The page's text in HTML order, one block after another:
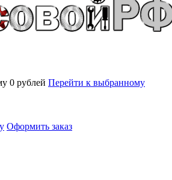
0 рублей Перейти к выбранному
Оформить заказ